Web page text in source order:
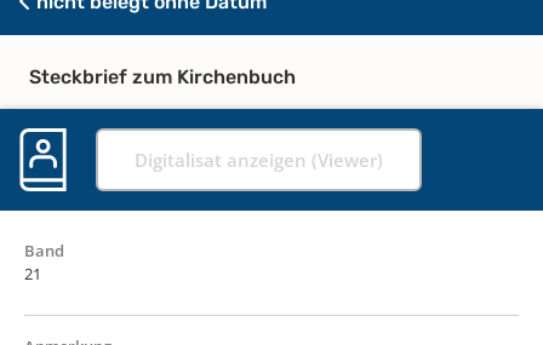
Steckbrief zum Kirchenbuch
Digitalisat anzeigen (Viewer)
Band
21